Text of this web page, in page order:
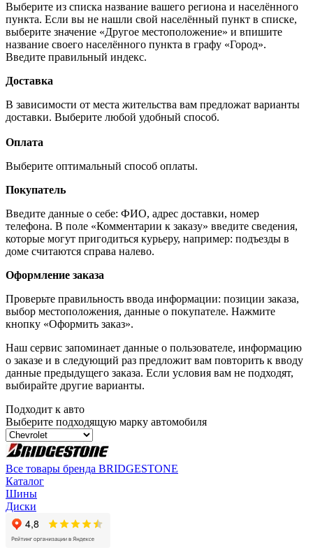
Выберите из списка название вашего региона и населённого
пункта. Если вы не нашли свой населённый пункт в списке,
выберите значение «Другое местоположение» и впишите
название своего населённого пункта в графу «Город».
Введите правильный индекс.
Доставка
В зависимости от места жительства вам предложат варианты
доставки. Выберите любой удобный способ.
Оплата
Выберите оптимальный способ оплаты.
Покупатель
Введите данные о себе: ФИО, адрес доставки, номер
телефона. В поле «Комментарии к заказу» введите сведения,
которые могут пригодиться курьеру, например: подъезды в
доме считаются справа налево.
Оформление заказа
Проверьте правильность ввода информации: позиции заказа,
выбор местоположения, данные о покупателе. Нажмите
кнопку «Оформить заказ».
Наш сервис запоминает данные о пользователе, информацию
о заказе и в следующий раз предложит вам повторить к вводу
данные предыдущего заказа. Если условия вам не подходят,
выбирайте другие варианты.
Подходит к авто
Выберите подходящую марку автомобиля
Все товары бренда BRIDGESTONE
Каталог
Шины
Диски